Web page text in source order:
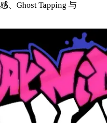
、Ghost Tapping 与